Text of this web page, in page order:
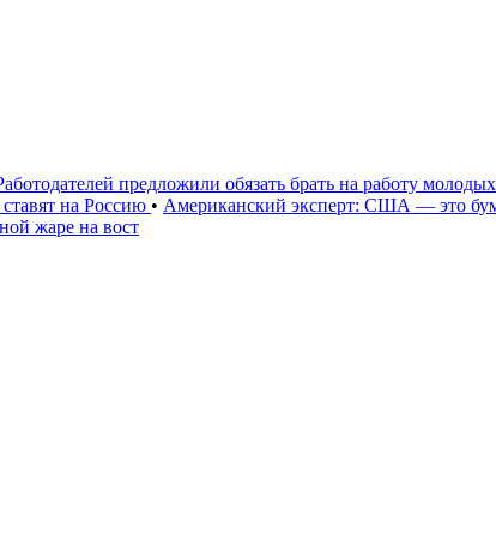
предложили обязать брать на работу молодых
на Россию • Американский эксперт: США — это
жаре на вост